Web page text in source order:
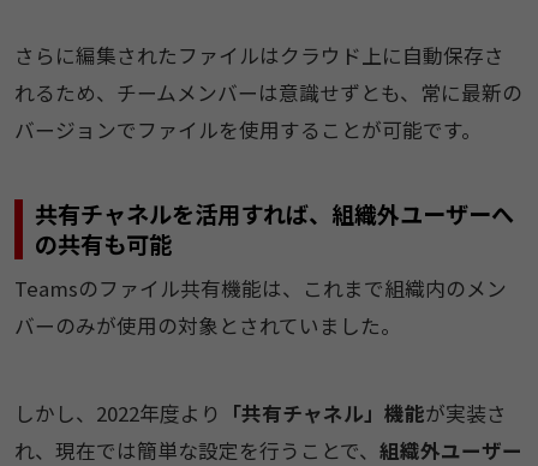
さらに編集されたファイルはクラウド上に自動保存さ
れるため、チームメンバーは意識せずとも、常に最新の
バージョンでファイルを使用することが可能です。
共有チャネルを活用すれば、組織外ユーザーへ
の共有も可能
Teamsのファイル共有機能は、これまで組織内のメン
バーのみが使用の対象とされていました。
しかし、2022年度より 「共有チャネル」機能が実装さ
れ、現在では簡単な設定を行うことで、 組織外ユーザー